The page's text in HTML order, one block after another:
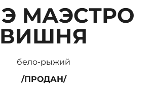
МАЭСТРО
ВИШНЯ
бело-рыжий
/ПРОДАН/